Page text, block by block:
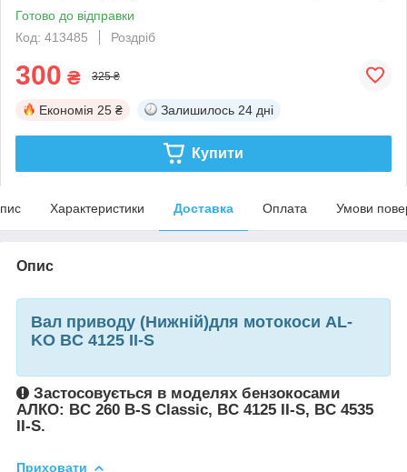
Готово до відправки
Код: 413485
Роздріб
300 ₴ 325 ₴
Економія 25 ₴ Залишилось 24 дні
Купити
Характеристики Доставка Оплата Умови
Опис
Вал приводу (Нижній)для мотокоси AL-
KO BC 4125 II-S
Застосовується в моделях бензокосами
АЛКО: BC 260 B-S Classic, BC 4125 II-S, BC 4535
II-S.
Приховати